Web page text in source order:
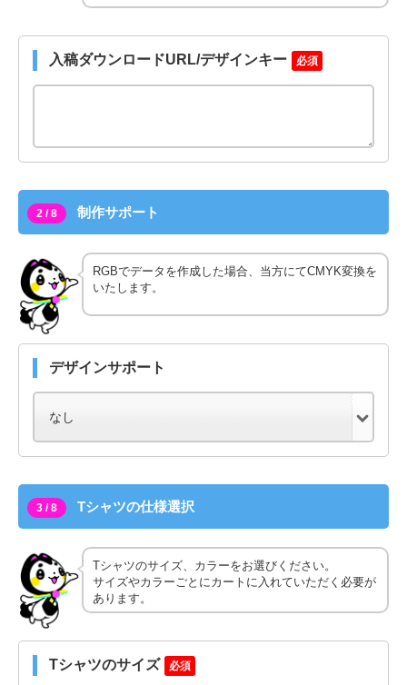
入稿ダウンロードURL/デザインキー 必須
2 / 8 制作サポート
RGBでデータを作成した場合、当方にてCMYK変換を
いたします。
デザインサポート
3 / 8 Tシャツの仕様選択
Tシャツのサイズ、カラーをお選びください。
サイズやカラーごとにカートに入れていただく必要が
あります。
Tシャツのサイズ 必須